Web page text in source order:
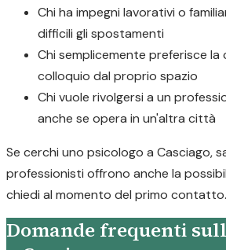
Chi ha impegni lavorativi o
difficili gli spostamenti
Chi semplicemente preferisce la
colloquio dal proprio spazio
Chi vuole rivolgersi a un
anche se opera in un'altra città
Se cerchi uno psicologo a Casciago,
professionisti offrono anche la
chiedi al momento del primo contatto.
Domande frequenti